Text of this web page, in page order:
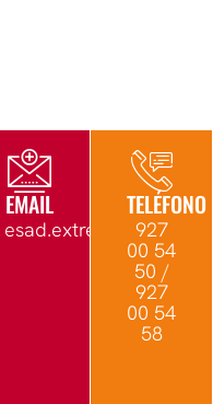
EMAIL TELÉFONO
927
00 54
50 /
927
00 54
58